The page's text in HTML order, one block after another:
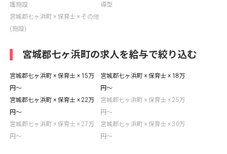
護施設
導型
宮城郡七ヶ浜町 × 保育士 × その他
(施設)
宮城郡七ヶ浜町の求人を給与で絞り込む
宮城郡七ヶ浜町 × 保育士 × 15万
円〜
宮城郡七ヶ浜町 × 保育士 × 18万
円〜
宮城郡七ヶ浜町 × 保育士 × 22万
円〜
宮城郡七ヶ浜町 × 保育士 × 25万
円〜
宮城郡七ヶ浜町 × 保育士 × 27万
円〜
宮城郡七ヶ浜町 × 保育士 × 30万
円〜